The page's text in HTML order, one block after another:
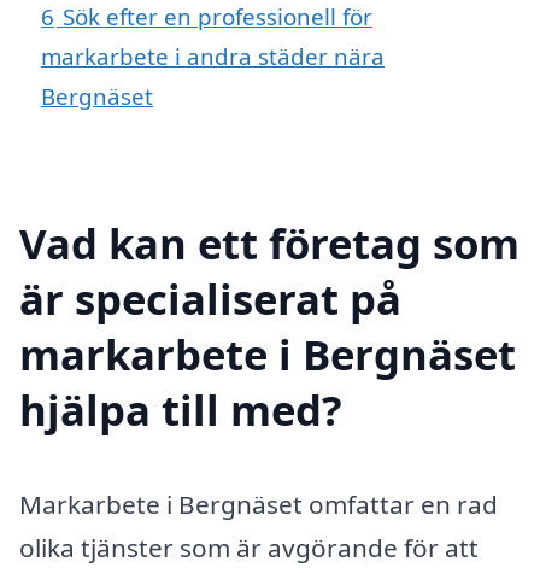
6 Sök efter en professionell för
markarbete i andra städer nära
Bergnäset
Vad kan ett företag som
är specialiserat på
markarbete i Bergnäset
hjälpa till med?
Markarbete i Bergnäset omfattar en rad
olika tjänster som är avgörande för att